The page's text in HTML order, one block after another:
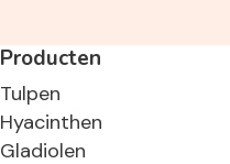
Producten
Tulpen
Hyacinthen
Gladiolen